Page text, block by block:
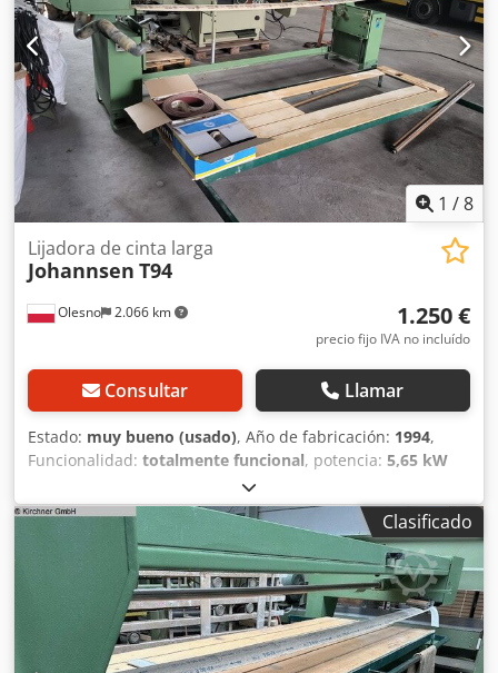
1 /8
Olesno 2.066 km
Lijadora de cinta larga
Johannsen T94
1.250 €
precio fijo IVA no incluído
Consultar Llamar
Estado: muy bueno (usado), Año de fabricación: 1994,
Funcionalidad: totalmente funcional, potencia: 5,65 kW
, longitud de la mesa:
mesa:1.000 mm, Lijadora de banda Johannsen con ajuste
eléctrico de altura, tamaño de mesa 2780x1000 mm Djdox
Rbvhjpfx Aa Reck
Clasificado